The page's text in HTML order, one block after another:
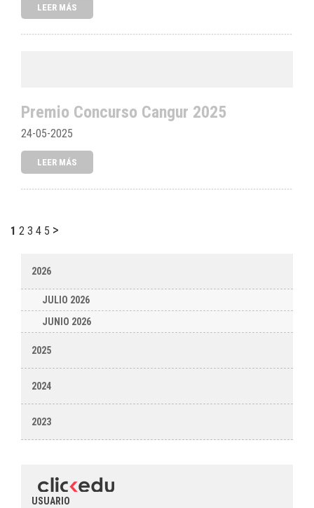
LEER MÁS
Premio Concurso Cangur 2025
24-05-2025
LEER MÁS
1 2 3 4 5 >
2026
JULIO 2026
JUNIO 2026
2025
2024
2023
USUARIO